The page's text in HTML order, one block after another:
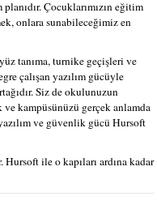
Çocuklarımızın eğitim
onlara sunabileceğimiz en
tanıma, turnike geçişleri ve
çalışan yazılım gücüyle
Siz de okulunuzun
kampüsünüzü gerçek anlamda
ve güvenlik gücü Hursoft
ile o kapıları ardına kadar